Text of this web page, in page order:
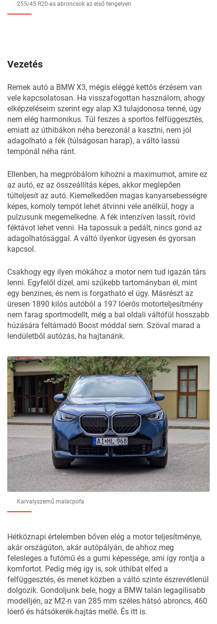
255/45 R20-as abroncsok az első tengelyen
Vezetés
Remek autó a BMW X3, mégis eléggé kettős érzésem van
vele kapcsolatosan. Ha visszafogottan használom, ahogy
elképzeléseim szerint egy alap X3 tulajdonosa tenné, úgy
nem elég harmonikus. Túl feszes a sportos felfüggesztés,
emiatt az úthibákon néha berezonál a kasztni, nem jól
adagolható a fék (túlságosan harap), a váltó lassú
tempónál néha ránt.
Ellenben, ha megpróbálom kihozni a maximumot, amire ez
az autó, ez az összeállítás képes, akkor meglepően
túlteljesít az autó. Kiemelkedően magas kanyarsebességre
képes, komoly tempót lehet átvinni vele anélkül, hogy a
pulzusunk megemelkedne. A fék intenzíven lassít, rövid
féktávot lehet venni. Ha tapossuk a pedált, nincs gond az
adagolhatósággal. A váltó ilyenkor ügyesen és gyorsan
kapcsol.
Csakhogy egy ilyen mókához a motor nem tud igazán társ
lenni. Egyfelől dízel, ami szűkebb tartományban él, mint
egy benzines, és nem is forgatható el úgy. Másrészt az
üresen 1890 kilós autóból a 197 lóerős motorteljesítmény
nem farag sportmodellt, még a bal oldali váltófül hosszabb
húzására feltámadó Boost móddal sem. Szóval marad a
lendületből autózás, ha hajtanánk.
Karvalyszemű malacpofa
Hétköznapi értelemben bőven elég a motor teljesítménye,
akár országúton, akár autópályán, de ahhoz meg
felesleges a futómű és a gumi képessége, ami így rontja a
komfortot. Pedig még így is, sok úthibát elfed a
felfüggesztés, és menet közben a váltó szinte észrevétlenül
dolgozik. Gondoljunk bele, hogy a BMW talán legagilisabb
modelljén, az M2-n van 285 mm széles hátsó abroncs, 460
lóerő és hátsókerék-hajtás mellé. És itt is.